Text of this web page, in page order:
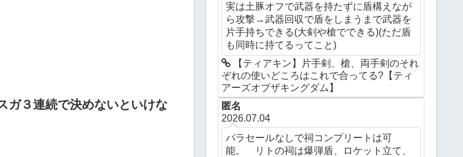
ガ３連続で決めないといけな
実は土豚オフで武器を持たずに盾構えなが
ら攻撃→武器回収で盾をしまうまで武器を
片手持ちできる(大剣や槍でできる)(ただ盾
も同時に持てるってこと)
【ティアキン】片手剣、槍、両手剣のそれ
ぞれの使いどころはこれで合ってる?【ティ
アーズオブザキングダム】
匿名
2026.07.04
パラセールなしで祠コンプリートは可
能。 リトの祠は爆弾盾、ロケット立て、